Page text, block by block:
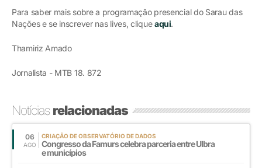
Para saber mais sobre a programação presencial do Sarau das
Nações e se inscrever nas lives, cliqueaqui.
Thamiriz Amado
Jornalista - MTB 18. 872
Notíciasrelacionadas
06
AGO
CRIAÇÃO DE OBSERVATÓRIO DE DADOS
Congresso da Famurs celebra parceria entre Ulbra
e municípios